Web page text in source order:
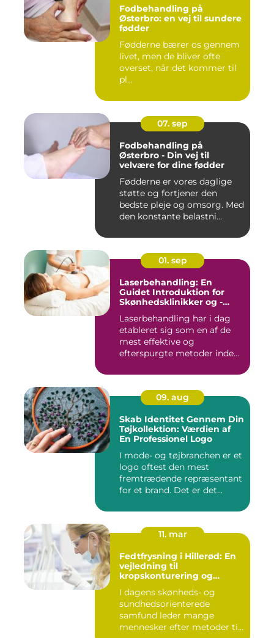
Fodbehandling på
Østerbro: en vej til sundere
fødder
Fødderne bærer os gennem
livet, men de bliver ofte
overset, når det kommer til
pl...
07. sep
Fodbehandling på
Østerbro - Din vej til
velvære for dine fødder
Fødderne er vores daglige
støtte og fortjener den
bedste pleje og omsorg. Med
den konstante belastni...
01. sep
Laserbehandling: En
Guidet Introduktion for
Skønhedsklinikker og -
Laserbehandling har i dag
etableret sig som en af de
mest effektive og
efterspurgte metoder inden
09. aug
Skab Identitet Gennem Din
Tøjkollektion: Værdien af
En Professionel Logo
I mode- og tøjbranchen er et
logo oftest den mest
fremtrædende repræsentant
for et brand. Det er det...
11. mar
Fedtfrysning i Hillerød: En
vejledning til
kropskonturering og
I dagens skønheds- og
sundhedsorienterede
samfund leder mange
mennesker efter metoder til